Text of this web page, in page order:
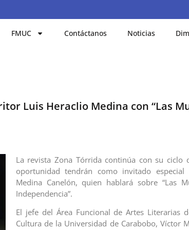
FMUC Contáctanos Noticias
Luis Heraclio Medina con “Las
La revista Zona Tórrida continúa con su ciclo
oportunidad tendrán como invitado
Medina Canelón, quien hablará sobre “Las
Independencia”.
El jefe del Área Funcional de Artes Literarias
Cultura de la Universidad de Carabobo, Víctor